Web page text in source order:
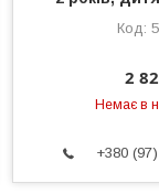
2
Немає в
+380